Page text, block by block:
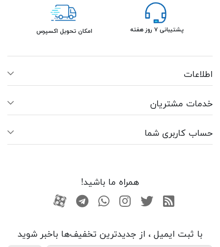
پشتیبانی ۷ روز هفته امکان تحویل اکسپرس
اطلاعات
خدمات مشتریان
حساب کاربری شما
همراه ما باشید!
RSS توییتراینستاگرام
واتساپتلگرامآپارات
با ثبت ایمیل ، از جدید‌ترین تخفیف‌ها با‌خبر شوید